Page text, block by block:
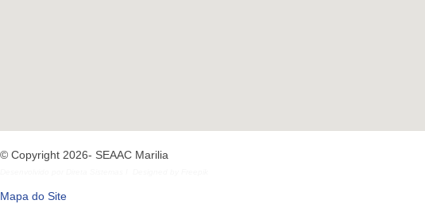
© Copyright 2026- SEAAC Marilia
Mapa do Site